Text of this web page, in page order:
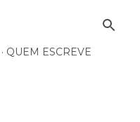
QUEM ESCREVE